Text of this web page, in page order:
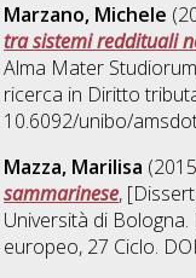
Marzano, Michele
tra sistemi reddituali
Alma Mater
ricerca in Diritto
10.6092/unibo/
Mazza, Marilisa
sammarinese,
Università di
europeo, 27 Ciclo.